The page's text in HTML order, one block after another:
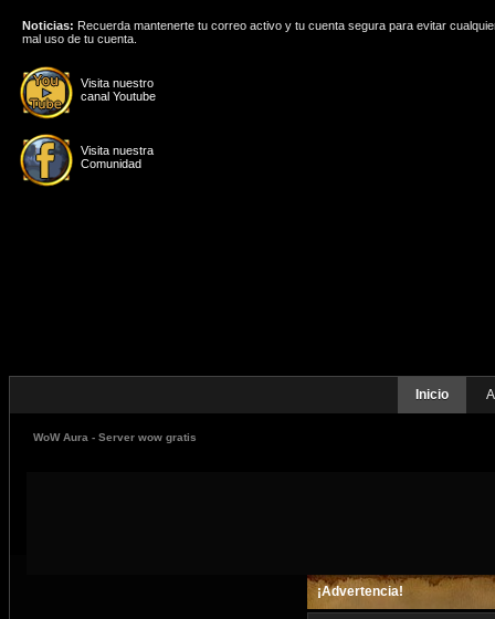
Visita nuestro
canal Youtube
Visita nuestra
Comunidad
Noticias: Recuerda mantenerte tu correo activo y tu cuenta segura para evitar
mal uso de tu cuenta.
Inicio
WoW Aura - Server wow gratis
¡Advertencia!